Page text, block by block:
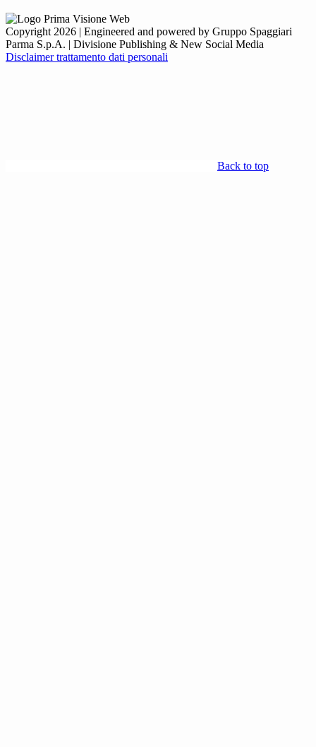
Copyright 2026 | Engineered and powered by Gruppo Spaggiari
Parma S.p.A. | Divisione Publishing & New Social Media
Disclaimer trattamento dati personali
Back to top